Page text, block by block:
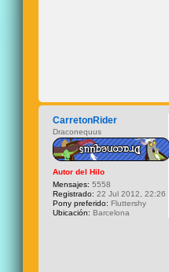
CarretonRider
Draconequus
Autor del Hilo
Mensajes: 5558
Registrado: 22 Jul 2012, 22:26
Pony preferido: Fluttershy
Ubicación: Barcelona